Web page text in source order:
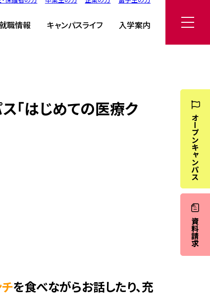
職情報 キャンパスライフ 入学案内
ク体験」
「はじめての医療ク
を食べながらお話したり、充